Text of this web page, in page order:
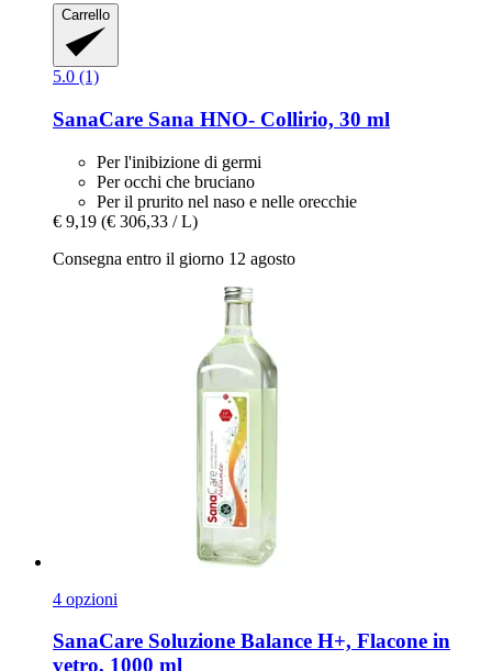
Carrello
5.0 (1)
SanaCare Sana HNO-​ Collirio, 30 ml
Per l'inibizione di germi
Per occhi che bruciano
Per il prurito nel naso e nelle orecchie
€ 9,19 (€ 306,33 / L)
Consegna entro il giorno 12 agosto
4 opzioni
SanaCare Soluzione Balance H+, Flacone in
vetro, 1000 ml